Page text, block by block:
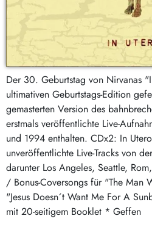
Der 30. Geburtstag von Nirvanas
ultimativen Geburtstags-Edition
gemasterten Version des
erstmals veröffentlichte Live-
und 1994 enthalten. CDx2: In
unveröffentlichte Live-Tracks von
darunter Los Angeles, Seattle,
/ Bonus-Coversongs für "The Man
"Jesus Doesn´t Want Me For A
mit 20-seitigem Booklet * Geffen